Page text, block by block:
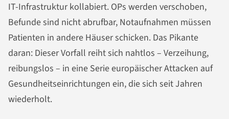
IT-Infrastruktur kollabiert. OPs werden verschoben,
Befunde sind nicht abrufbar, Notaufnahmen müssen
Patienten in andere Häuser schicken. Das Pikante
daran: Dieser Vorfall reiht sich nahtlos – Verzeihung,
reibungslos – in eine Serie europäischer Attacken auf
Gesundheitseinrichtungen ein, die sich seit Jahren
wiederholt.